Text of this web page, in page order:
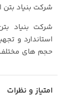
شرکت بنیاد بتن
استاندارد و
حجم های مختلف
تلسکوپی و
آزمایشگاههای
امتیاز و نظرات